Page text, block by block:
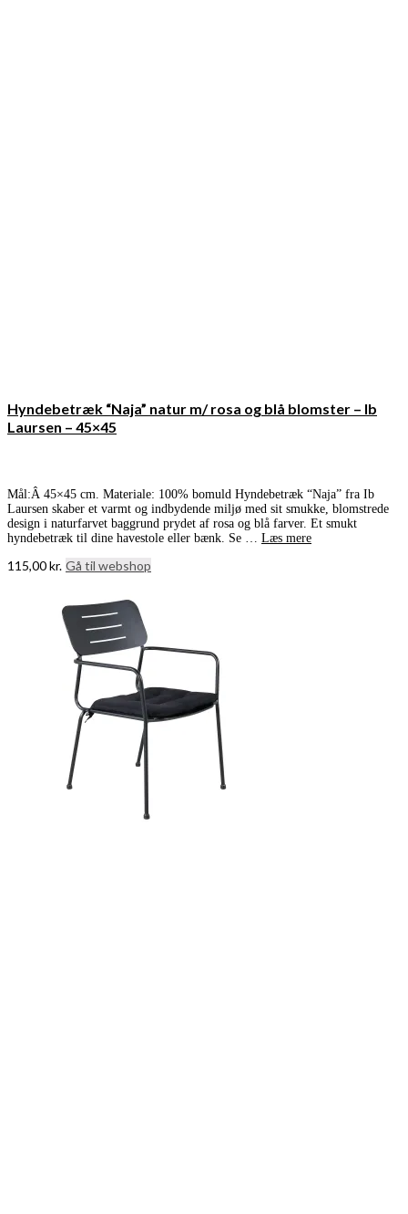
Hyndebetræk “Naja” natur m/ rosa og blå blomster – Ib
Laursen – 45×45
Mål:Â 45×45 cm. Materiale: 100% bomuld Hyndebetræk “Naja” fra Ib
Laursen skaber et varmt og indbydende miljø med sit smukke, blomstrede
design i naturfarvet baggrund prydet af rosa og blå farver. Et smukt
hyndebetræk til dine havestole eller bænk. Se … Læs mere
115,00kr. Gå til webshop